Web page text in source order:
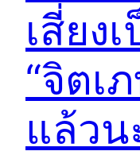
เสี่ยง
“จิตเ
แล้วน